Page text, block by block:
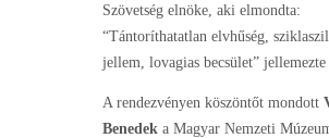
Szövetség elnöke, aki elmondta:
“Tántoríthatatlan elvhűség,
jellem, lovagias becsület” jellemezte
A rendezvényen köszöntőt mondott
Benedek a Magyar Nemzeti